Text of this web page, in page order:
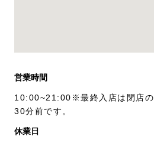
営業時間
10:00~21:00※最終入店は閉店の
30分前です。
休業日